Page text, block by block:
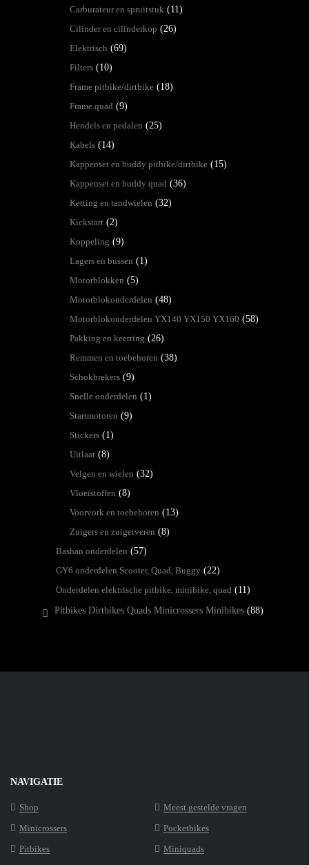
Carburateur en spruitstuk (11)
Cilinder en cilinderkop (26)
Elektrisch (69)
Filters (10)
Frame pitbike/dirtbike (18)
Frame quad (9)
Hendels en pedalen (25)
Kabels (14)
Kappenset en buddy pitbike/dirtbike (15)
Kappenset en buddy quad (36)
Ketting en tandwielen (32)
Kickstart (2)
Koppeling (9)
Lagers en bussen (1)
Motorblokken (5)
Motorblokonderdelen (48)
Motorblokonderdelen YX140 YX150 YX160 (58)
Pakking en keerring (26)
Remmen en toebehoren (38)
Schokbrekers (9)
Snelle onderdelen (1)
Startmotoren (9)
Stickers (1)
Uitlaat (8)
Velgen en wielen (32)
Vloeistoffen (8)
Voorvork en toebehoren (13)
Zuigers en zuigerveren (8)
Bashan onderdelen (57)
GY6 onderdelen Scooter, Quad, Buggy (22)
Onderdelen elektrische pitbike, minibike, quad (11)
Pitbikes Dirtbikes Quads Minicrossers Minibikes (88)
NAVIGATIE
Shop
Meest gestelde vragen
Minicrossers
Pocketbikes
Pitbikes
Miniquads